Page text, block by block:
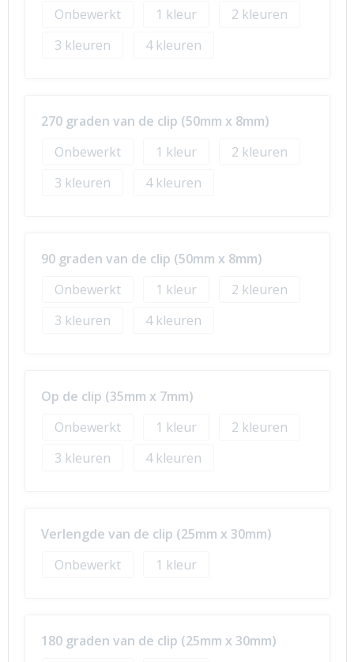
Onbewerkt 1
2
3
4
270 graden van de clip (50mm x 8mm)
Onbewerkt
1
2
3
4
90 graden van de clip (50mm x 8mm)
Onbewerkt
1
2
3
4
Op de clip (35mm x 7mm)
Onbewerkt
1
2
3
4
Verlengde van de clip (25mm x 30mm)
Onbewerkt
1
180 graden van de clip (25mm x 30mm)